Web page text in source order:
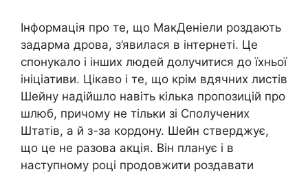
Інформація про те, що МакДеніели роздають
задарма дрова, з’явилася в інтернеті. Це
спонукало і інших людей долучитися до їхньої
ініціативи. Цікаво і те, що крім вдячних листів
Шейну надійшло навіть кілька пропозицій про
шлюб, причому не тільки зі Сполучених
Штатів, а й з-за кордону. Шейн стверджує,
що це не разова акція. Він планує і в
наступному році продовжити роздавати